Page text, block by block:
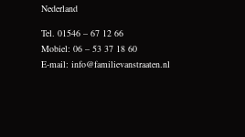
Nederland
Tel. 01546 – 67 12 66
Mobiel: 06 – 53 37 18 60
E-mail: info@familievanstraaten.nl